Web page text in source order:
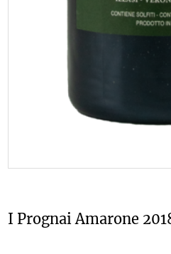
I Prognai Amarone